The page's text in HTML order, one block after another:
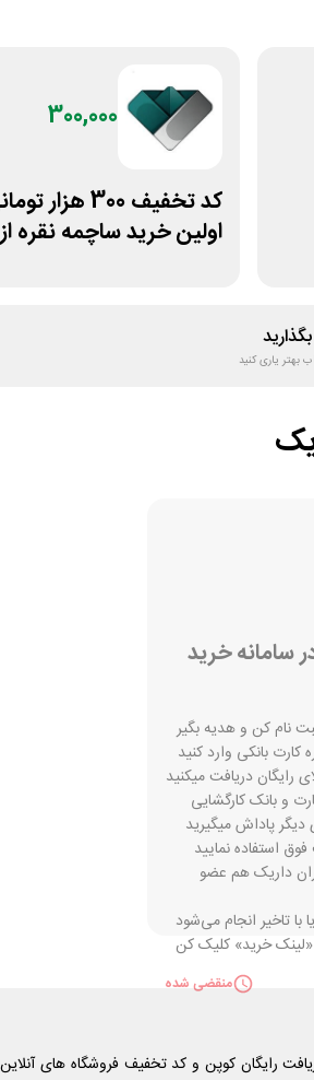
300,000
کد تخفیف 300 هزار
اولین خرید ساچمه نقره از
بهتر یاری کنید
سامانه خرید
نام کن و هدیه بگیر
بانکی وارد کنید
و بانک کارگشایی
استفاده نمایید
داریک هم عضو
تاخیر انجام می‌شود
خرید» کلیک کن
منقضی شده
رایگان کوپن و کد تخفیف فروشگاه های